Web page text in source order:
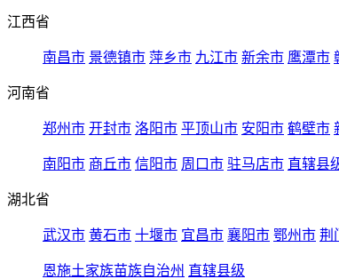
江西省
南昌市 景德镇市 萍乡市 九江市 新余市 鹰潭市
河南省
郑州市 开封市 洛阳市 平顶山市 安阳市 鹤壁市
南阳市 商丘市 信阳市 周口市 驻马店市 直辖县
湖北省
武汉市 黄石市 十堰市 宜昌市 襄阳市 鄂州市 荆
恩施土家族苗族自治州 直辖县级